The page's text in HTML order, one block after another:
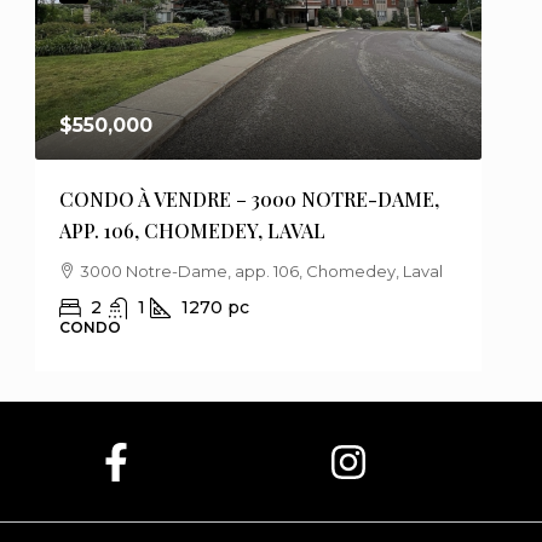
$550,000
CONDO À VENDRE – 3000 NOTRE-DAME,
APP. 106, CHOMEDEY, LAVAL
3000 Notre-Dame, app. 106, Chomedey, Laval
2 1 1270 pc
CONDO